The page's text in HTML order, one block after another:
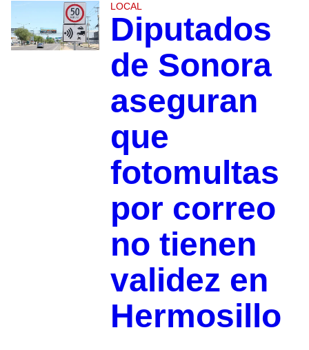
LOCAL
Diputados
de Sonora
aseguran
que
fotomultas
por correo
no tienen
validez en
Hermosillo